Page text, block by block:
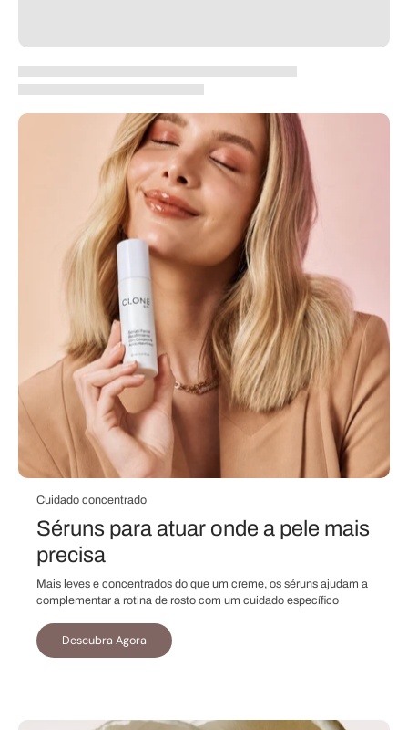
Cuidado concentrado
Séruns para atuar onde a pele mais
precisa
Mais leves e concentrados do que um creme, os séruns ajudam a
complementar a rotina de rosto com um cuidado específico
Descubra Agora